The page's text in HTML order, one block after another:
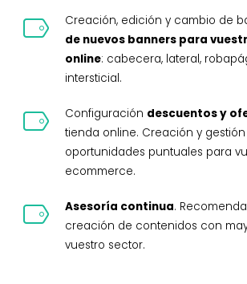
Creación, edición y cambio de
de nuevos banners para
online: cabecera, lateral,
intersticial.
Configuración descuentos y
tienda online. Creación y
oportunidades puntuales para
ecommerce.
Asesoría continua.
creación de contenidos con
vuestro sector.